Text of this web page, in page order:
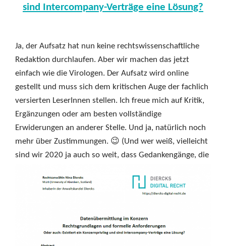
sind Intercompany-Verträge eine Lösung?
Ja, der Aufsatz hat nun keine rechtswissenschaftliche
Redaktion durchlaufen. Aber wir machen das jetzt
einfach wie die Virologen. Der Aufsatz wird online
gestellt und muss sich dem kritischen Auge der fachlich
versierten LeserInnen stellen. Ich freue mich auf Kritik,
Ergänzungen oder am besten vollständige
Erwiderungen an anderer Stelle. Und ja, natürlich noch
mehr über Zustimmungen. 😉 (Und wer weiß, vielleicht
sind wir 2020 ja auch so weit, dass Gedankengänge, die